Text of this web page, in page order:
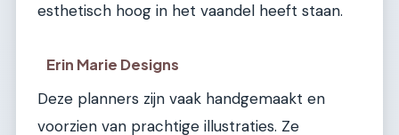
esthetisch hoog in het vaandel heeft staan.
Erin Marie Designs
Deze planners zijn vaak handgemaakt en
voorzien van prachtige illustraties. Ze